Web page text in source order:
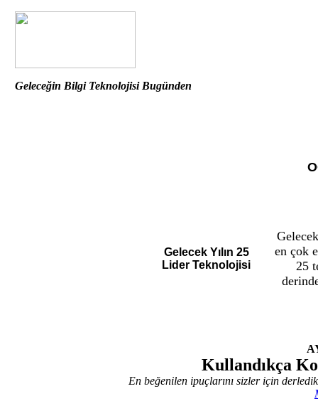
Geleceğin Bilgi Teknolojisi Bugünden
Gelecek Yılın 25
Lider Teknolojisi
en çok
25
Kullandıkça
En beğenilen ipuçlarını sizler için